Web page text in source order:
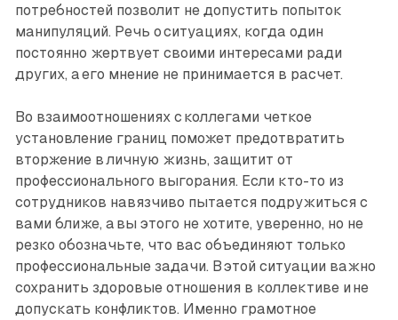
потребностей позволит не допустить попыток
манипуляций. Речь о ситуациях, когда один
постоянно жертвует своими интересами ради
других, а его мнение не принимается в расчет.
Во взаимоотношениях с коллегами четкое
установление границ поможет предотвратить
вторжение в личную жизнь, защитит от
профессионального выгорания. Если кто-то из
сотрудников навязчиво пытается подружиться с
вами ближе, а вы этого не хотите, уверенно, но не
резко обозначьте, что вас объ­единяют только
профессиональные задачи. В этой ситуа­ции важно
сохранить здоровые отношения в коллективе и не
допускать конфликтов. Именно грамотное